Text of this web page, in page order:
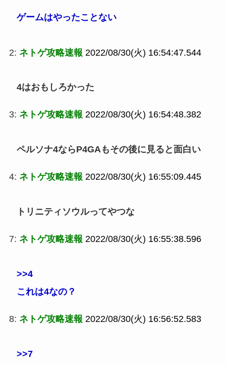
ゲームはやったことない
2: ネトゲ攻略速報 2022/08/30(火) 16:54:47.544
4はおもしろかった
3: ネトゲ攻略速報 2022/08/30(火) 16:54:48.382
ペルソナ4ならP4GAもその後に見ると面白い
4: ネトゲ攻略速報 2022/08/30(火) 16:55:09.445
トリニティソウルってやつな
7: ネトゲ攻略速報 2022/08/30(火) 16:55:38.596
>>4
これは4なの？
8: ネトゲ攻略速報 2022/08/30(火) 16:56:52.583
>>7